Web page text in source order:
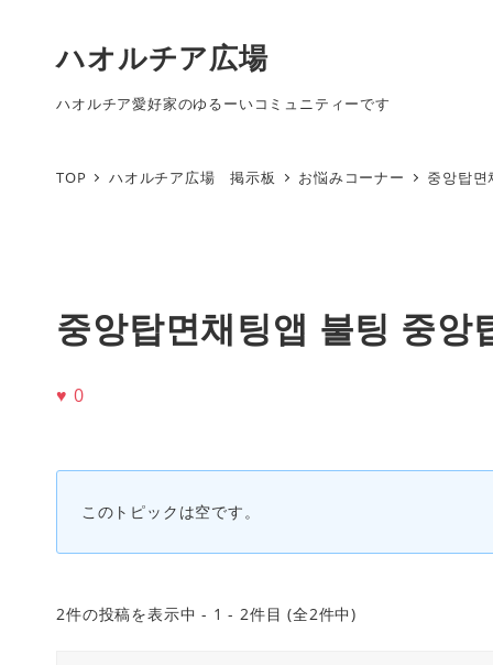
ハオルチア広場
ハオルチア愛好家のゆるーいコミュニティーです
TOP ハオルチア広場 掲示板 お悩みコーナー 중앙탑면
중앙탑면채팅앱 불팅 중앙
♥ 0
このトピックは空です。
2件の投稿を表示中 - 1 - 2件目 (全2件中)